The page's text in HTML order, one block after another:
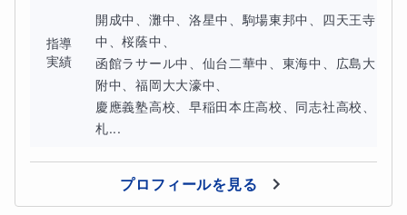
そのため、ギフテッドのお子さんを育てる親御さんは、ま
ず子どもの潜在能力や特性を正確に把握し、適切なサポー
トをしてくれる専門家の指導が求められます。子どもの才
能に応じたメソッドで、潜在能力を最大限に開花および発
指導
実績
開成中、灘中、洛星中、駒場東邦中、四天王寺
中、桜蔭中、
函館ラサール中、仙台二華中、東海中、広島大
附中、福岡大大濠中、
慶應義塾高校、早稲田本庄高校、同志社高校、
札...
プロフィールを見る